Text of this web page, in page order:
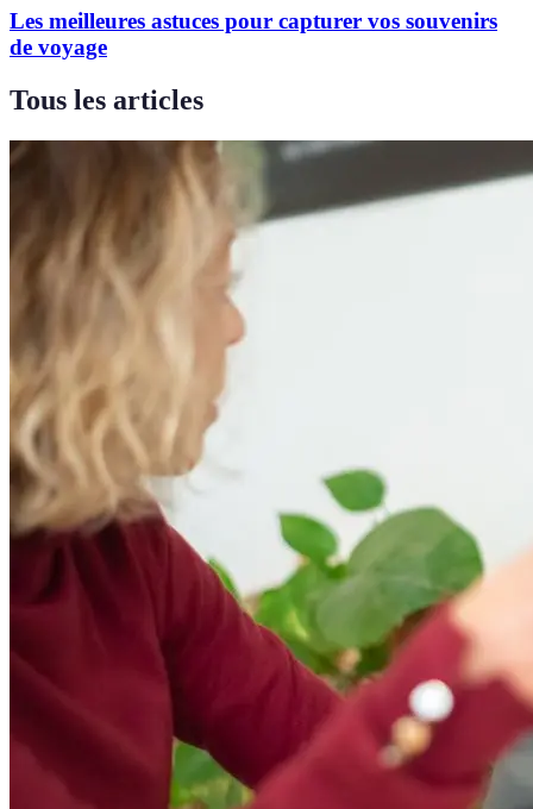
Les meilleures astuces pour capturer vos souvenirs
de voyage
Tous les articles